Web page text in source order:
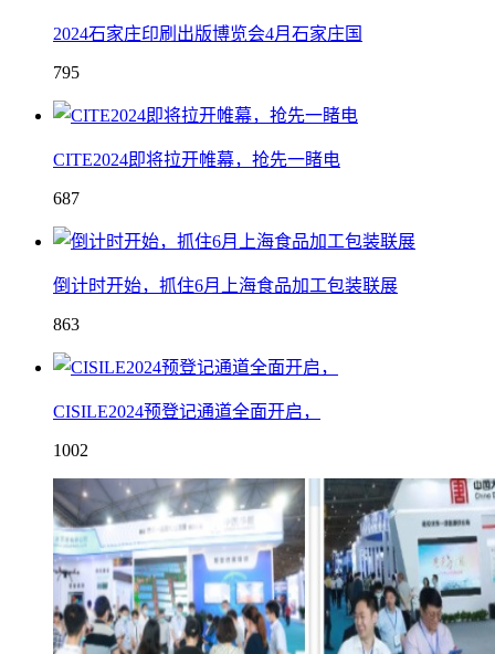
2024石家庄印刷出版博览会4月石家庄国
795
CITE2024即将拉开帷幕，抢先一睹电
687
倒计时开始，抓住6月上海食品加工包装联展
863
CISILE2024预登记通道全面开启，
1002